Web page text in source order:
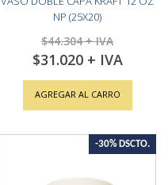
NP (25X20)
$44.304
Special
Price
$31.020
AGREGAR AL CARRO
-30% DSCTO.